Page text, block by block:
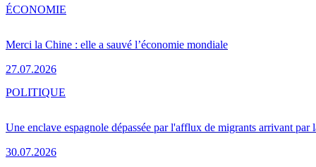
Merci la Chine : elle a sauvé l’économie mondiale
27.07.2026
ÉCONOMIE
Une enclave espagnole dépassée par l'afflux de migrants arrivant par
30.07.2026
POLITIQUE